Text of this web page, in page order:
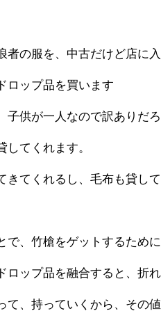
者の服を、中古だけど店に
ロップ品を買います
子供が一人なので訳ありだ
てくれます。
てくれるし、毛布も貸して
で、竹槍をゲットするため
ップ品を融合すると、折れ
て、持っていくから、その